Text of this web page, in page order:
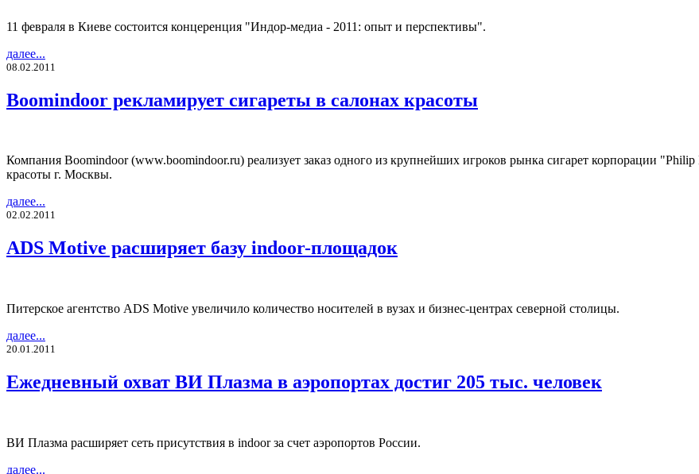
11 февраля в Киеве состоится концеренция "Индор-медиа - 2011: опыт и перспективы".
далее...
08.02.2011
Boomindoor рекламирует сигареты в салонах красоты
Компания Boomindoor (www.boomindoor.ru) реализует заказ одного из крупнейших игроков рынка сигарет корпорации
красоты г. Москвы.
далее...
02.02.2011
ADS Motive расширяет базу indoor-площадок
Питерское агентство ADS Motive увеличило количество носителей в вузах и бизнес-центрах северной столицы.
далее...
20.01.2011
Ежедневный охват ВИ Плазма в аэропортах достиг 205 тыс. человек
ВИ Плазма расширяет сеть присутствия в indoor за счет аэропортов России.
далее...